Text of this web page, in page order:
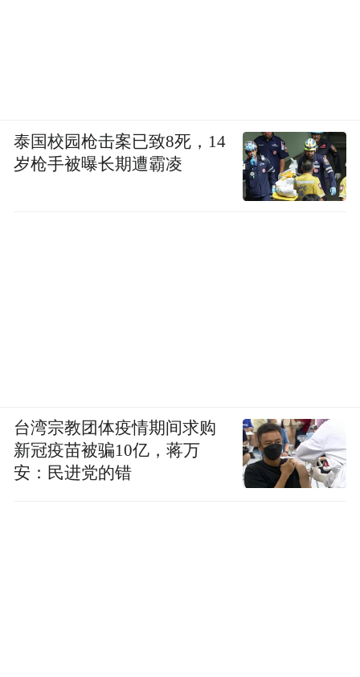
泰国校园枪击案已致8死，14
岁枪手被曝长期遭霸凌
台湾宗教团体疫情期间求购
新冠疫苗被骗10亿，蒋万
安：民进党的错